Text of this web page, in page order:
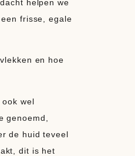
helpen we
frisse, egale
en hoe
ook wel
genoemd,
de huid teveel
dit is het